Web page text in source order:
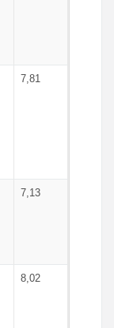
7,81
7,13
8,02